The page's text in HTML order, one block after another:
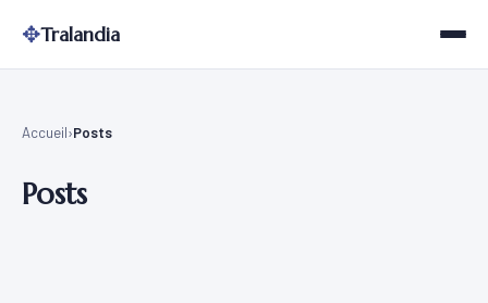
✥Tralandia
Accueil Posts
Posts